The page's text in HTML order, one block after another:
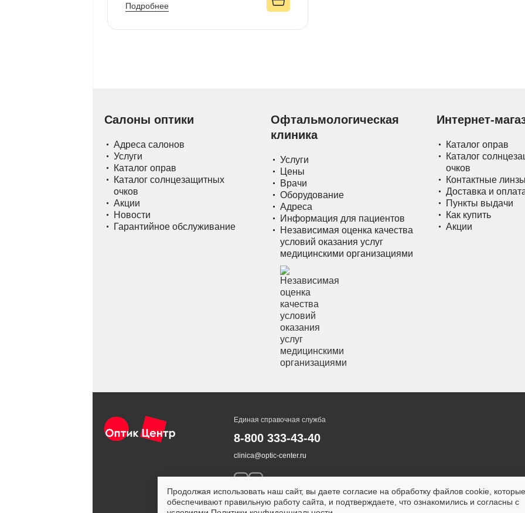
Подробнее
Салоны оптики
Адреса салонов
Услуги
Каталог оправ
Каталог солнцезащитных
очков
Акции
Новости
Гарантийное обслуживание
Офтальмологическая
клиника
Услуги
Цены
Врачи
Оборудование
Адреса
Информация для пациентов
Независимая оценка качества
условий оказания услуг
медицинскими организациями
Интернет-
Каталог оправ
Каталог
очков
Контактные линзы
Доставка и
Пункты выдачи
Как купить
Акции
Единая справочная служба
8-800 333-43-40
clinica@optic-center.ru
Продолжая использовать наш сайт, вы даете согласие на обработку файлов cookie, которые
обеспечивают правильную работу сайта, и подтверждаете, что ознакомились и согласны с